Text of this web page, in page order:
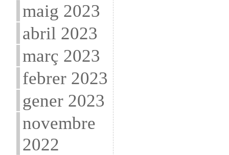
maig 2023
abril 2023
març 2023
febrer 2023
gener 2023
novembre
2022